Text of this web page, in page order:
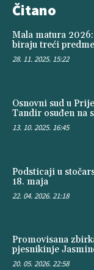
Čitano
Mala matura
biraju treći
28. 11. 2025. 15:22
Osnovni sud u
Tandir osuđen na
13. 10. 2025. 16:45
Podsticaji u
18. maja
22. 04. 2026. 21:18
Promovisana
pjesnikinje
20. 05. 2026. 22:58